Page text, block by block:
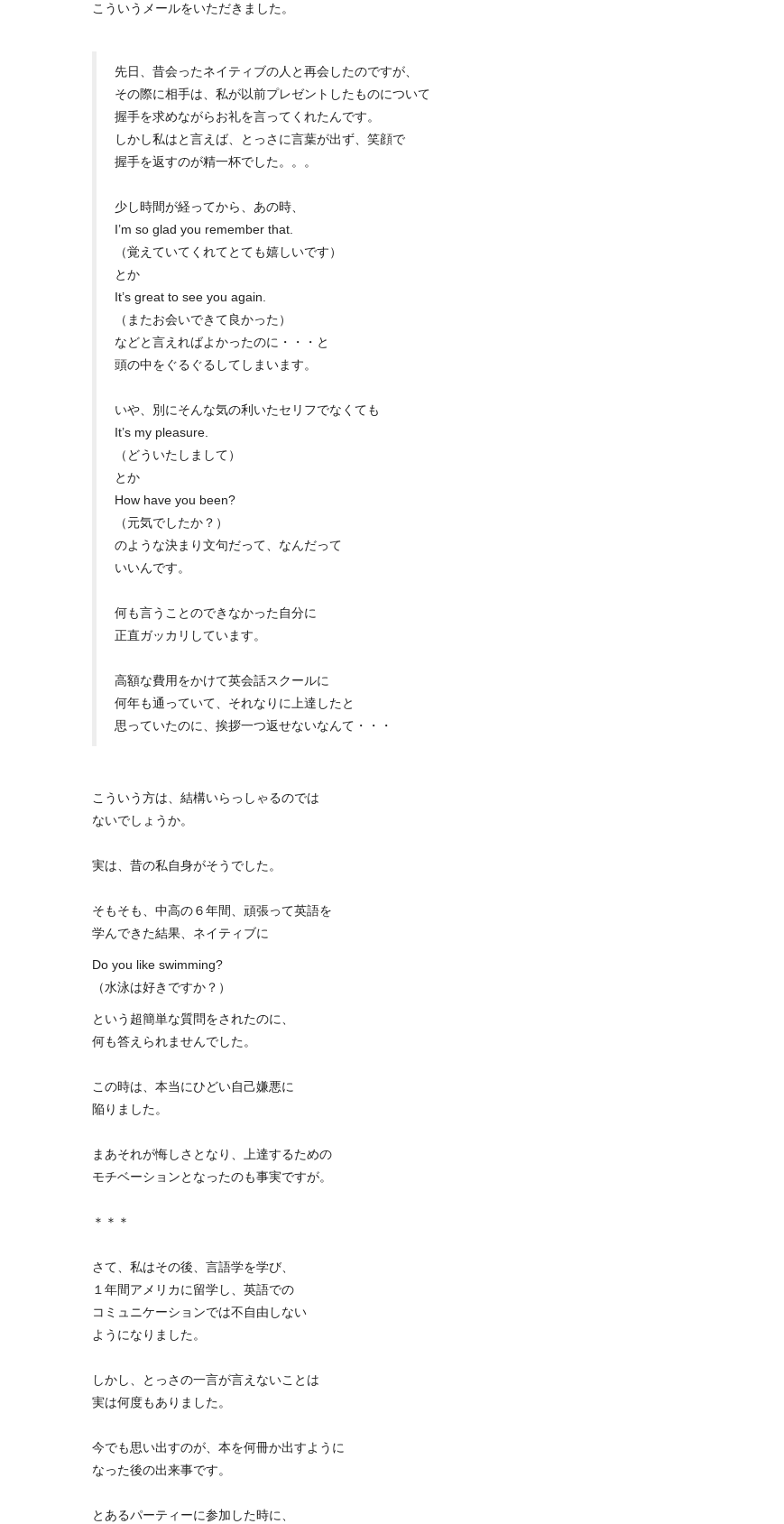
こういうメールをいただきました。
先日、昔会ったネイティブの人と再会したのですが、
その際に相手は、私が以前プレゼントしたものについて
握手を求めながらお礼を言ってくれたんです。
しかし私はと言えば、とっさに言葉が出ず、笑顔で
握手を返すのが精一杯でした。。。
少し時間が経ってから、あの時、
I’m so glad you remember that.
（覚えていてくれてとても嬉しいです）
とか
It’s great to see you again.
（またお会いできて良かった）
などと言えればよかったのに・・・と
頭の中をぐるぐるしてしまいます。
いや、別にそんな気の利いたセリフでなくても
It’s my pleasure.
（どういたしまして）
とか
How have you been?
（元気でしたか？）
のような決まり文句だって、なんだって
いいんです。
何も言うことのできなかった自分に
正直ガッカリしています。
高額な費用をかけて英会話スクールに
何年も通っていて、それなりに上達したと
思っていたのに、挨拶一つ返せないなんて・・・
こういう方は、結構いらっしゃるのでは
ないでしょうか。
実は、昔の私自身がそうでした。
そもそも、中高の６年間、頑張って英語を
学んできた結果、ネイティブに
Do you like swimming?
（水泳は好きですか？）
という超簡単な質問をされたのに、
何も答えられませんでした。
この時は、本当にひどい自己嫌悪に
陥りました。
まあそれが悔しさとなり、上達するための
モチベーションとなったのも事実ですが。
＊＊＊
さて、私はその後、言語学を学び、
１年間アメリカに留学し、英語での
コミュニケーションでは不自由しない
ようになりました。
しかし、とっさの一言が言えないことは
実は何度もありました。
今でも思い出すのが、本を何冊か出すように
なった後の出来事です。
とあるパーティーに参加した時に、